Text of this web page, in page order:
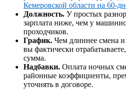
Кемеровской области на 60-
Должность. У простых
зарплата ниже, чем у
проходчиков.
График. Чем длиннее смена
вы фактически
сумма.
Надбавки. Оплата ночных
районные коэффициенты,
уточнять в договоре.